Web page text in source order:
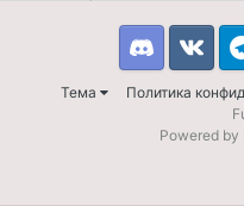
Тема Политика
DiscordVK
Powered by